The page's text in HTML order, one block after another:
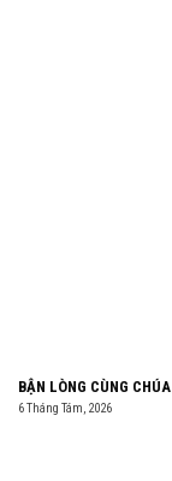
BẬN LÒNG CÙNG CHÚA
6 Tháng Tám, 2026